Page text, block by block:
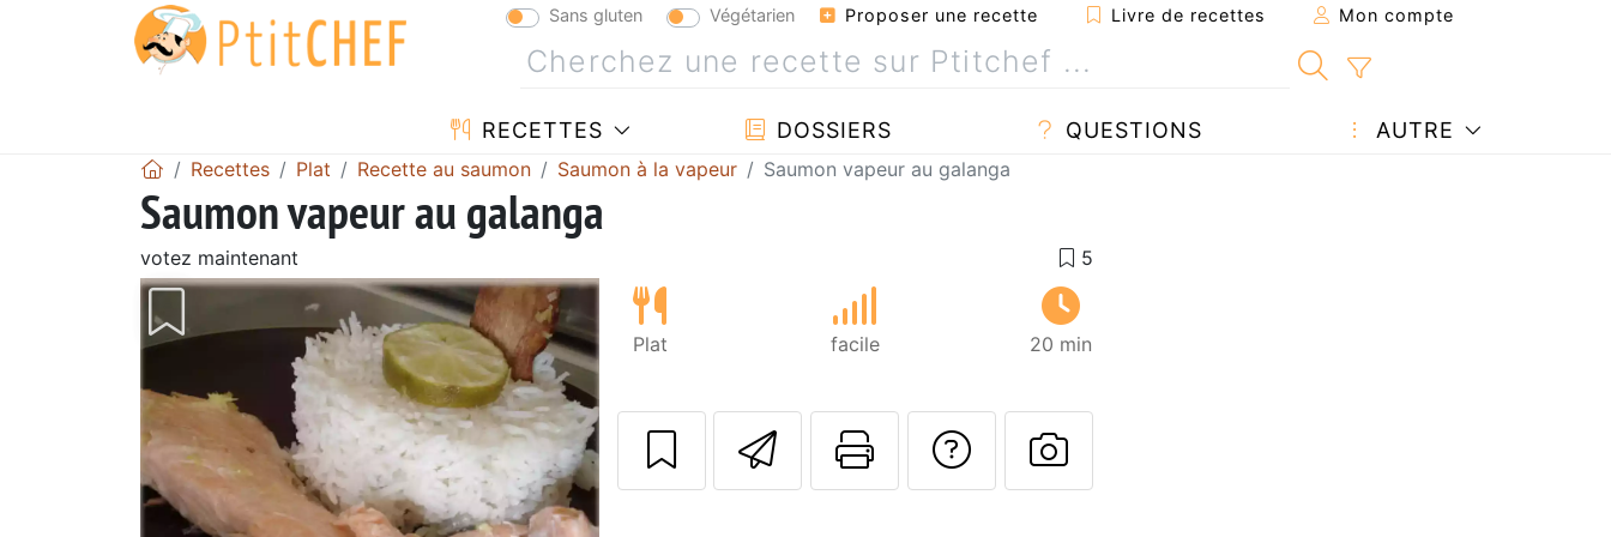
Sans gluten Végétarien Proposer une recette Livre de recettes Mon compte
RECETTES DOSSIERS QUESTIONS AUTRE
Recettes Plat Recette au saumon Saumon à la vapeur Saumon vapeur au galanga
Saumon vapeur au galanga
votez maintenant
Plat facile 20 min
Envoyer cette recette à un ami
Imprimer cette page
Poser une question à l'auteur
Publier votre photo de cette